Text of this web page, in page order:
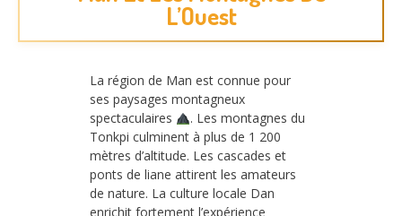
L’Ouest
La région de Man est connue pour
ses paysages montagneux
spectaculaires
. Les montagnes du
Tonkpi culminent à plus de 1 200
mètres d’altitude. Les cascades et
ponts de liane attirent les amateurs
de nature. La culture locale Dan
enrichit fortement l’expérience